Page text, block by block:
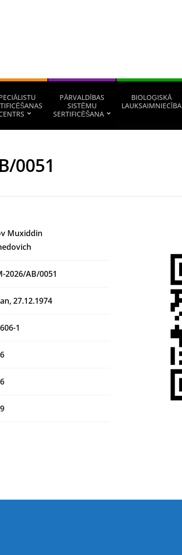
PĀRVALDĪBAS
SISTĒMU
SERTIFICĒŠANA
BIOLOĢISKĀ
LAUKSAIMNIECĪBA
0051
Muxiddin
2026/AB/0051
27.12.1974
1